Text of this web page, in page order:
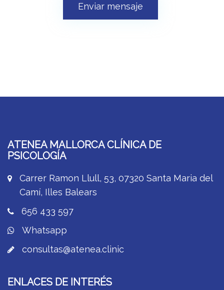
Enviar mensaje
ATENEA MALLORCA CLÍNICA DE
PSICOLOGÍA
Carrer Ramon Llull, 53, 07320 Santa Maria del
Camí, Illes Balears
656 433 597
Whatsapp
consultas@atenea.clinic
ENLACES DE INTERÉS